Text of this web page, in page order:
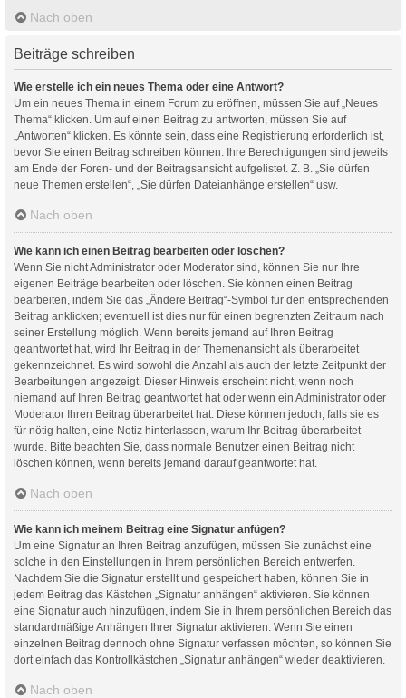
Nach oben
Beiträge schreiben
Wie erstelle ich ein neues Thema oder eine Antwort?
Um ein neues Thema in einem Forum zu eröffnen, müssen Sie auf „Neues
Thema“ klicken. Um auf einen Beitrag zu antworten, müssen Sie auf
„Antworten“ klicken. Es könnte sein, dass eine Registrierung erforderlich ist,
bevor Sie einen Beitrag schreiben können. Ihre Berechtigungen sind jeweils
am Ende der Foren- und der Beitragsansicht aufgelistet. Z. B. „Sie dürfen
neue Themen erstellen“, „Sie dürfen Dateianhänge erstellen“ usw.
Nach oben
Wie kann ich einen Beitrag bearbeiten oder löschen?
Wenn Sie nicht Administrator oder Moderator sind, können Sie nur Ihre
eigenen Beiträge bearbeiten oder löschen. Sie können einen Beitrag
bearbeiten, indem Sie das „Ändere Beitrag“-Symbol für den entsprechenden
Beitrag anklicken; eventuell ist dies nur für einen begrenzten Zeitraum nach
seiner Erstellung möglich. Wenn bereits jemand auf Ihren Beitrag
geantwortet hat, wird Ihr Beitrag in der Themenansicht als überarbeitet
gekennzeichnet. Es wird sowohl die Anzahl als auch der letzte Zeitpunkt der
Bearbeitungen angezeigt. Dieser Hinweis erscheint nicht, wenn noch
niemand auf Ihren Beitrag geantwortet hat oder wenn ein Administrator oder
Moderator Ihren Beitrag überarbeitet hat. Diese können jedoch, falls sie es
für nötig halten, eine Notiz hinterlassen, warum Ihr Beitrag überarbeitet
wurde. Bitte beachten Sie, dass normale Benutzer einen Beitrag nicht
löschen können, wenn bereits jemand darauf geantwortet hat.
Nach oben
Wie kann ich meinem Beitrag eine Signatur anfügen?
Um eine Signatur an Ihren Beitrag anzufügen, müssen Sie zunächst eine
solche in den Einstellungen in Ihrem persönlichen Bereich entwerfen.
Nachdem Sie die Signatur erstellt und gespeichert haben, können Sie in
jedem Beitrag das Kästchen „Signatur anhängen“ aktivieren. Sie können
eine Signatur auch hinzufügen, indem Sie in Ihrem persönlichen Bereich das
standardmäßige Anhängen Ihrer Signatur aktivieren. Wenn Sie einen
einzelnen Beitrag dennoch ohne Signatur verfassen möchten, so können Sie
dort einfach das Kontrollkästchen „Signatur anhängen“ wieder deaktivieren.
Nach oben